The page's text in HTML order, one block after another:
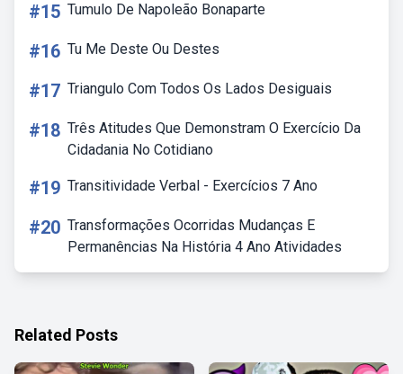
#15 Tumulo De Napoleão Bonaparte
#16 Tu Me Deste Ou Destes
#17 Triangulo Com Todos Os Lados Desiguais
#18 Três Atitudes Que Demonstram O Exercício Da
Cidadania No Cotidiano
#19 Transitividade Verbal - Exercícios 7 Ano
#20 Transformações Ocorridas Mudanças E
Permanências Na História 4 Ano Atividades
Related Posts